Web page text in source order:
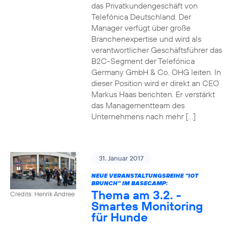
das Privatkundengeschäft von
Telefónica Deutschland. Der
Manager verfügt über große
Branchenexpertise und wird als
verantwortlicher Geschäftsführer das
B2C-Segment der Telefónica
Germany GmbH & Co. OHG leiten. In
dieser Position wird er direkt an CEO
Markus Haas berichten. Er verstärkt
das Managementteam des
Unternehmens nach mehr […]
Credits: Henrik Andree
31. Januar 2017
NEUE VERANSTALTUNGSREIHE "IOT
BRUNCH" IM BASECAMP:
Thema am 3.2. -
Smartes Monitoring
für Hunde